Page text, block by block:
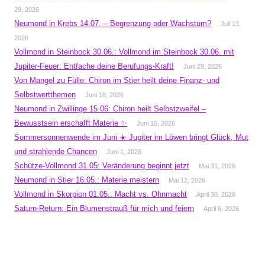
29, 2026
Neumond in Krebs 14.07. – Begrenzung oder Wachstum?
Juli 13,
2026
Vollmond in Steinbock 30.06.: Vollmond im Steinbock 30.06. mit
Jupiter-Feuer: Entfache deine Berufungs-Kraft!
Juni 29, 2026
Von Mangel zu Fülle: Chiron im Stier heilt deine Finanz- und
Selbstwertthemen
Juni 18, 2026
Neumond in Zwillinge 15.06: Chiron heilt Selbstzweifel –
Bewusstsein erschafft Materie ✨
Juni 10, 2026
Sommersonnenwende im Juni ☀️ Jupiter im Löwen bringt Glück, Mut
und strahlende Chancen
Juni 1, 2026
Schütze-Vollmond 31.05: Veränderung beginnt jetzt Mai 31, 2026
Neumond in Stier 16.05.: Materie meistern Mai 12, 2026
Vollmond in Skorpion 01.05.: Macht vs. Ohnmacht April 30, 2026
Saturn-Return: Ein Blumenstrauß für mich und feiern April 6, 2026